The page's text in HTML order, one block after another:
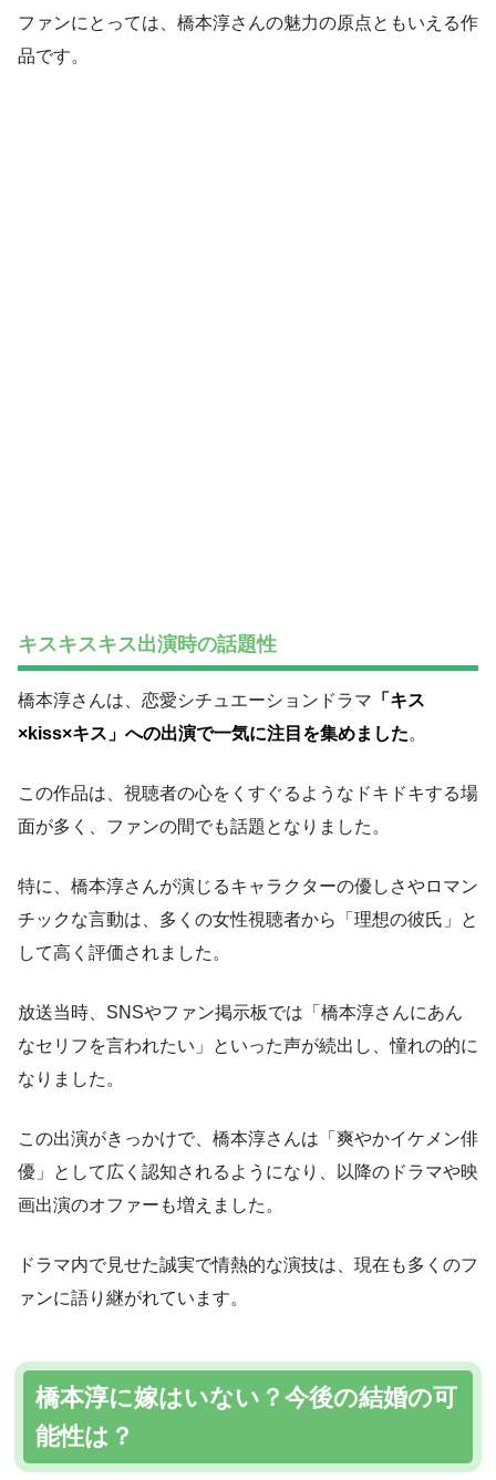
ファンにとっては、橋本淳さんの魅力の原点ともいえる作
品です。
キスキスキス出演時の話題性
橋本淳さんは、恋愛シチュエーションドラマ 「キス
×kiss×キス」への出演で一気に注目を集めました。
この作品は、視聴者の心をくすぐるようなドキドキする場
面が多く、ファンの間でも話題となりました。
特に、橋本淳さんが演じるキャラクターの優しさやロマン
チックな言動は、多くの女性視聴者から「理想の彼氏」と
して高く評価されました。
放送当時、SNSやファン掲示板では「橋本淳さんにあん
なセリフを言われたい」といった声が続出し、憧れの的に
なりました。
この出演がきっかけで、橋本淳さんは「爽やかイケメン俳
優」として広く認知されるようになり、以降のドラマや映
画出演のオファーも増えました。
ドラマ内で見せた誠実で情熱的な演技は、現在も多くのフ
ァンに語り継がれています。
橋本淳に嫁はいない？今後の結婚の可
能性は？